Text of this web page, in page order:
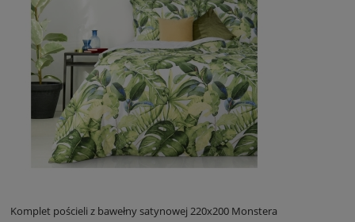
Komplet pościeli z bawełny satynowej 220x200 Monstera